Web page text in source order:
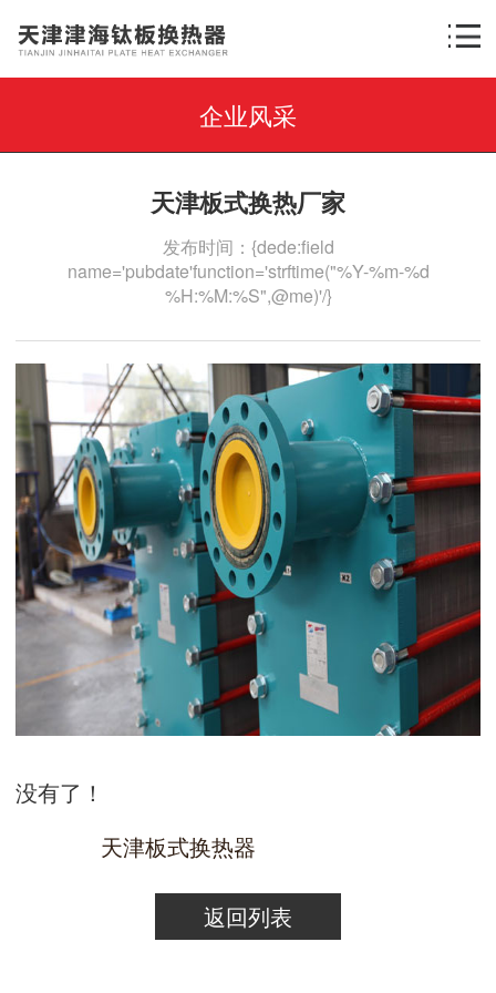
企业风采
天津板式换热厂家
发布时间：{dede:field
name='pubdate'function='strftime("%Y-%m-%d
%H:%M:%S",@me)'/}
没有了！
天津板式换热器
返回列表